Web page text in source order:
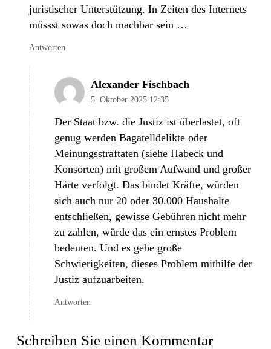
juristischer Unterstützung. In Zeiten des Internets
müssst sowas doch machbar sein …
Antworten
Alexander Fischbach
5. Oktober 2025 12:35
Der Staat bzw. die Justiz ist überlastet, oft
genug werden Bagatelldelikte oder
Meinungsstraftaten (siehe Habeck und
Konsorten) mit großem Aufwand und großer
Härte verfolgt. Das bindet Kräfte, würden
sich auch nur 20 oder 30.000 Haushalte
entschließen, gewisse Gebühren nicht mehr
zu zahlen, würde das ein ernstes Problem
bedeuten. Und es gebe große
Schwierigkeiten, dieses Problem mithilfe der
Justiz aufzuarbeiten.
Antworten
Schreiben Sie einen Kommentar